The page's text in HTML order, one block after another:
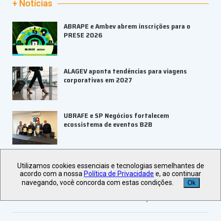
+ Notícias
ABRAPE e Ambev abrem inscrições para o
PRESE 2026
ALAGEV aponta tendências para viagens
corporativas em 2027
UBRAFE e SP Negócios fortalecem
ecossistema de eventos B2B
tributação e precificação
Veja +Últimas Notícias
Utilizamos cookies essenciais e tecnologias semelhantes de
acordo com a nossa Política de Privacidade e, ao continuar
navegando, você concorda com estas condições.
Ok